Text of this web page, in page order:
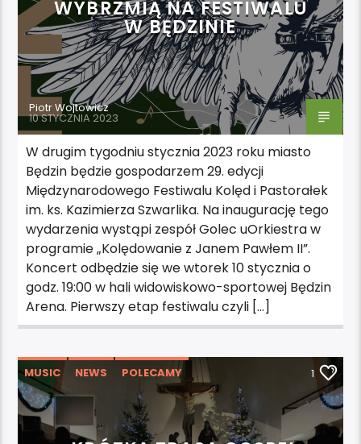
WYBRZMIĄ NA FESTIWALU
W BĘDZINIE
Piotr Wojtowicz
10 STYCZNIA 2023
W drugim tygodniu stycznia 2023 roku miasto
Będzin będzie gospodarzem 29. edycji
Międzynarodowego Festiwalu Kolęd i Pastorałek
im. ks. Kazimierza Szwarlika. Na inaugurację tego
wydarzenia wystąpi zespół Golec uOrkiestra w
programie „Kolędowanie z Janem Pawłem II”.
Koncert odbędzie się we wtorek 10 stycznia o
godz. 19:00 w hali widowiskowo-sportowej Będzin
Arena. Pierwszy etap festiwalu czyli […]
MUSIC NEWS
POLECAMY
WYDARZENIA
1